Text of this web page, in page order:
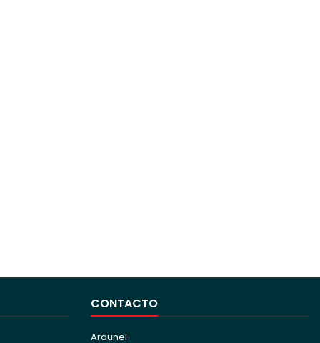
CONTACTO
Ardunel